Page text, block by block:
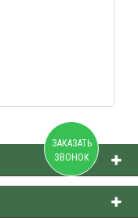
ЗАКАЗАТЬ
ЗВОНОК